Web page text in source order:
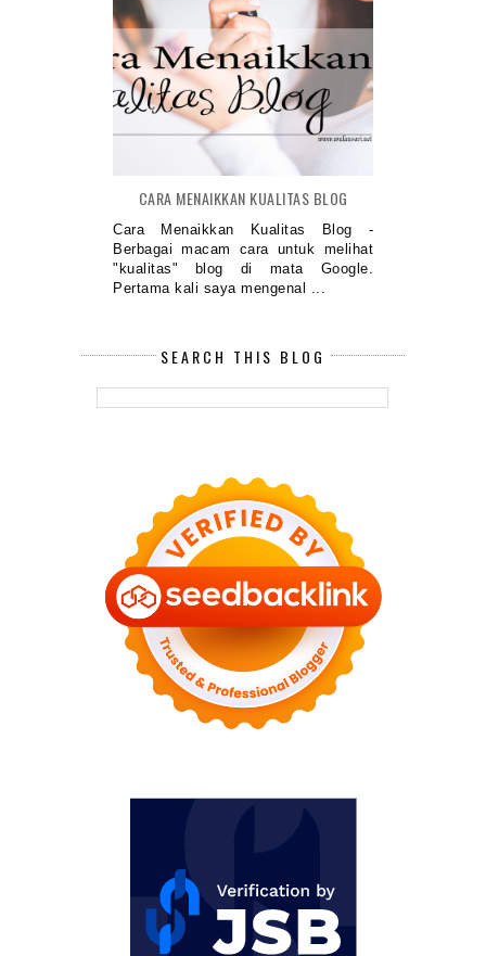
CARA MENAIKKAN KUALITAS BLOG
Cara Menaikkan Kualitas Blog -
Berbagai macam cara untuk melihat
"kualitas" blog di mata Google.
Pertama kali saya mengenal ...
SEARCH THIS BLOG